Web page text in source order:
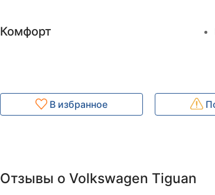
Комфорт
В избранное
Отзывы о Volkswagen Tiguan